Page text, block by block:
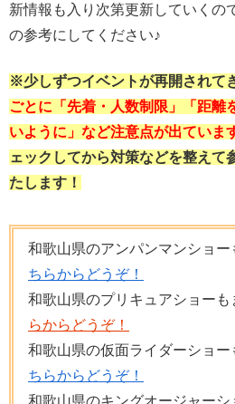
新情報も入り次第更新していくの
の参考にしてください♪
※少しずつイベントが再開されて
ごとに「先着・人数制限」「距離
いように」など注意点が出ていま
ェックしてから対策などを整えて
たします！
和歌山県のアンパンマンショ
ちらからどうぞ！
和歌山県のプリキュアショー
らからどうぞ！
和歌山県の仮面ライダーショ
ちらからどうぞ！
和歌山県のキングオージャー